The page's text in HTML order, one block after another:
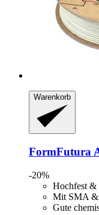
Warenkorb
FormFutura
-20%
Hochfest &
Mit SMA &
Gute